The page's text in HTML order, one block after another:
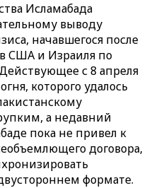
Исламабада
выводу
начавшегося после
США и Израиля по
с 8 апреля
которого удалось
а недавний
пока не привел к
договора,
формате.